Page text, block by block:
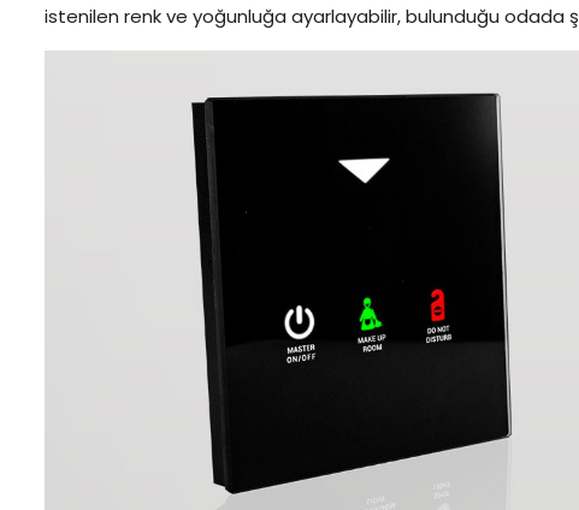
istenilen renk ve yoğunluğa ayarlayabilir, bulunduğu odada